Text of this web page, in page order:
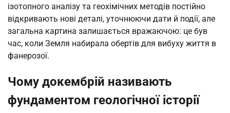
ізотопного аналізу та геохімічних методів постійно
відкривають нові деталі, уточнюючи дати й події, але
загальна картина залишається вражаючою: це був
час, коли Земля набирала обертів для вибуху життя в
фанерозої.
Чому докембрій називають
фундаментом геологічної історії